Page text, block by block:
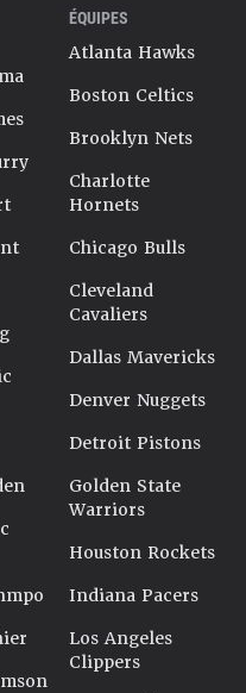
ÉQUIPES
Atlanta Hawks
Boston Celtics
Brooklyn Nets
Charlotte
Hornets
Chicago Bulls
Cleveland
Cavaliers
Dallas Mavericks
Denver Nuggets
Detroit Pistons
Golden State
Warriors
Houston Rockets
Indiana Pacers
Los Angeles
Clippers